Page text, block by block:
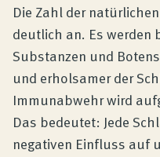
Die Zahl der
deutlich an. Es werden
Substanzen und
und erholsamer der
Immunabwehr wird
Das bedeutet: Jede
negativen Einfluss auf